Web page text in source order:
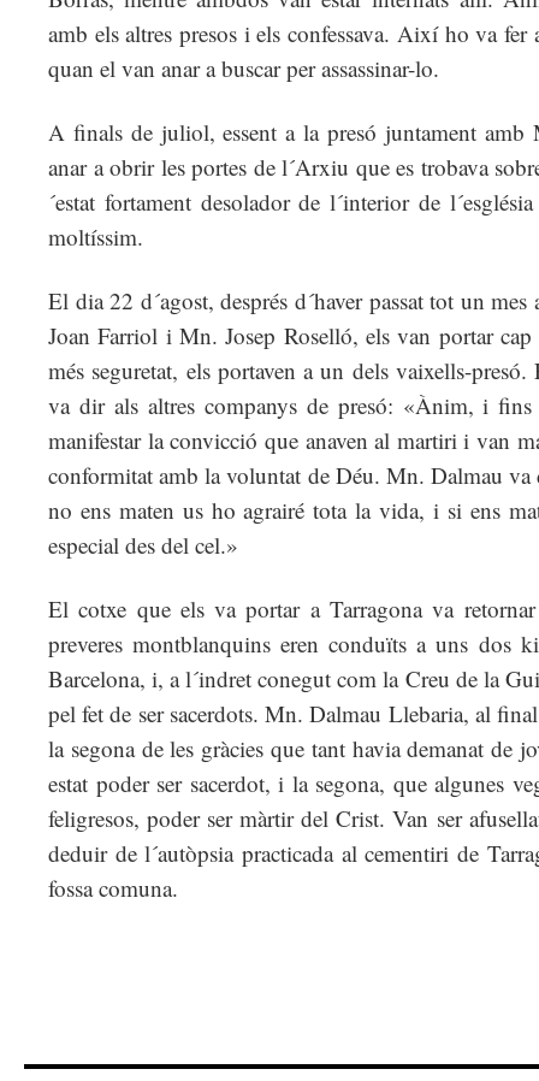
amb els altres presos i els confessava. Així ho va
quan el van anar a buscar per assassinar-lo.
A finals de juliol, essent a la presó juntament amb
anar a obrir les portes de l´Arxiu que es trobava
´estat fortament desolador de l´interior de
moltíssim.
El dia 22 d´agost, després d´haver passat tot un
Joan Farriol i Mn. Josep Roselló, els van portar
més seguretat, els portaven a un dels vaixells-
va dir als altres companys de presó: «Ànim, i
manifestar la convicció que anaven al martiri i van
conformitat amb la voluntat de Déu. Mn. Dalmau
no ens maten us ho agrairé tota la vida, i si ens
especial des del cel.»
El cotxe que els va portar a Tarragona va
preveres montblanquins eren conduïts a uns dos
Barcelona, i, a l´indret conegut com la Creu de la
pel fet de ser sacerdots. Mn. Dalmau Llebaria, al
la segona de les gràcies que tant havia demanat de
estat poder ser sacerdot, i la segona, que algunes
feligresos, poder ser màrtir del Crist. Van ser
deduir de l´autòpsia practicada al cementiri de
fossa comuna.